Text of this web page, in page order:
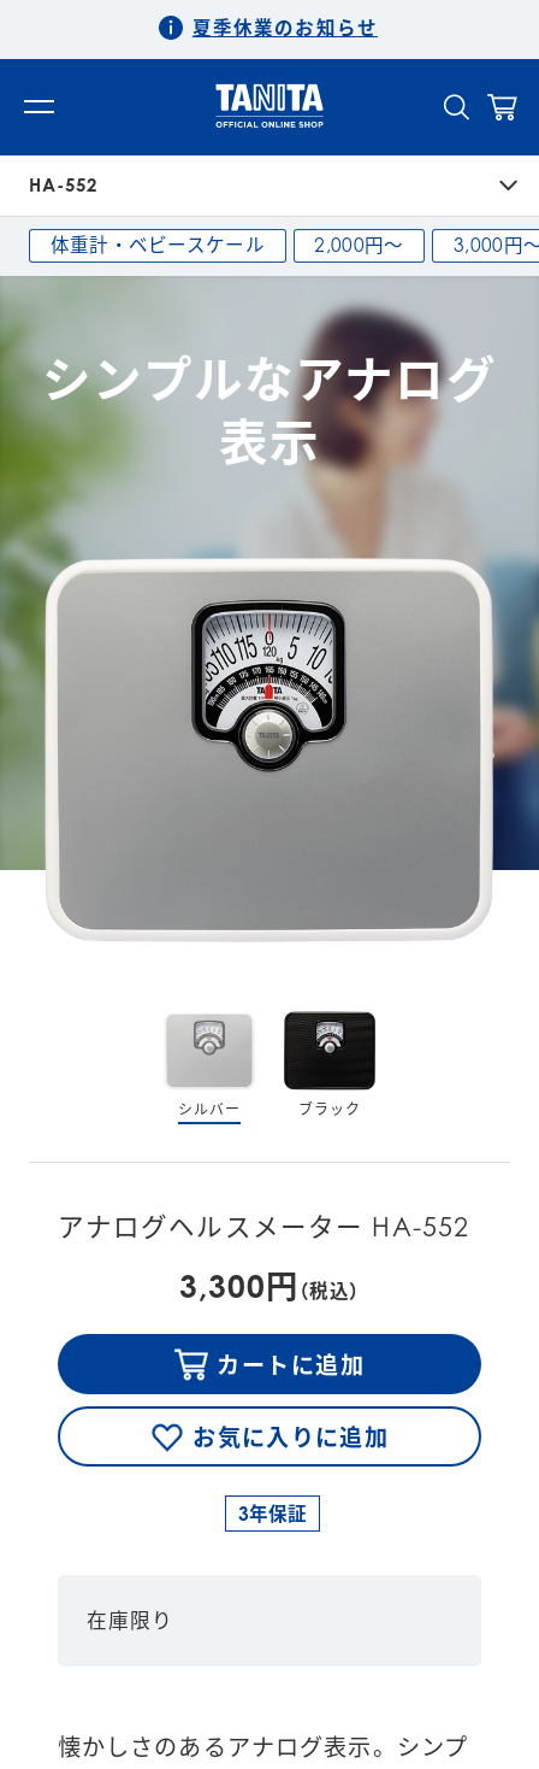
夏季休業のお知らせ
HA-552
体重計・ベビースケール 2,000円〜 3,000円
シンプルなアナログ
表示
シルバー ブラック
アナログヘルスメーター HA-552
3,300円 （税込）
カートに追加
お気に入りに追加
3年保証
在庫限り
懐かしさのあるアナログ表示。シンプ